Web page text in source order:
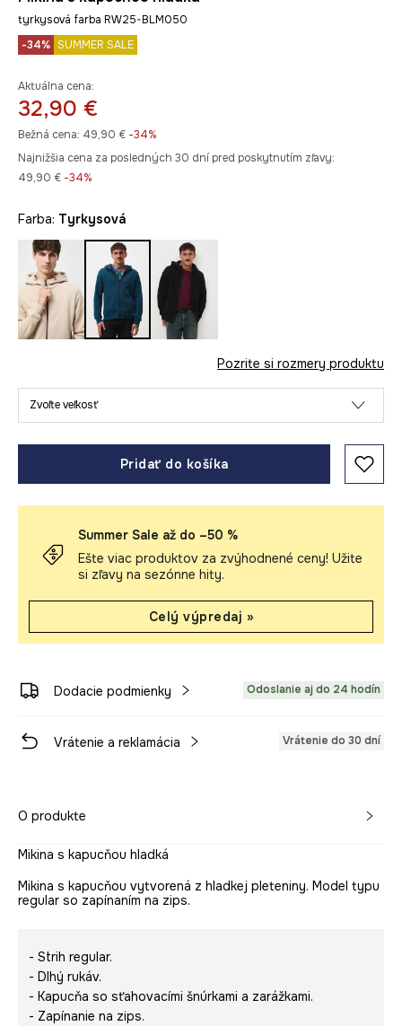
tyrkysová farba RW25-BLM050
-34% SUMMER SALE
Aktuálna cena:
32,90 €
Bežná cena: 49,90 € -34%
Najnižšia cena za posledných 30 dní pred poskytnutím zľavy:
49,90 € -34%
Farba: tyrkysová
Pozrite si rozmery produktu
Zvoľte veľkosť
Pridať do košíka
Summer Sale až do –50 %
Ešte viac produktov za zvýhodnené ceny! Užite
si zľavy na sezónne hity.
Celý výpredaj »
Dodacie podmienky Odoslanie aj do 24 hodín
Vrátenie a reklamácia Vrátenie do 30 dní
O produkte
Mikina s kapucňou hladká
Mikina s kapucňou vytvorená z hladkej pleteniny. Model typu
regular so zapínaním na zips.
- Strih regular.
- Dlhý rukáv.
- Kapucňa so sťahovacími šnúrkami a zarážkami.
- Zapínanie na zips.